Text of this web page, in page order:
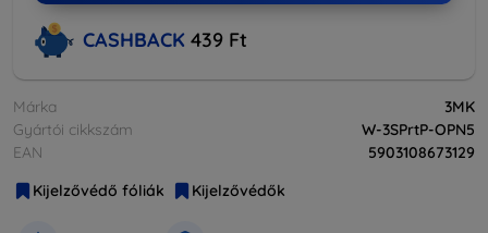
CASHBACK 439 Ft
Márka
3MK
Gyártói cikkszám
W-3SPrtP-OPN5
EAN
5903108673129
Kijelzővédő fóliák
Kijelzővédők